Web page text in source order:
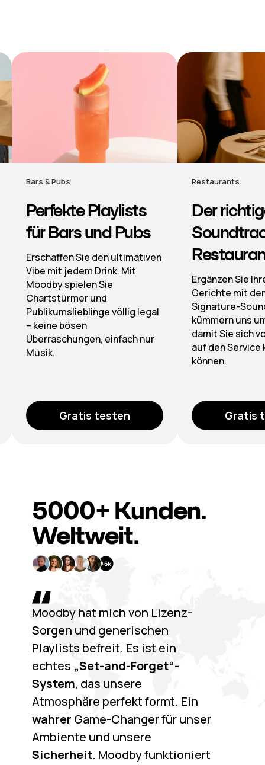
Restaurants
Der richtige
Soundtrack für
Restaurants
Ergänzen Sie Ihre Signature-
Gerichte mit dem passenden
Signature-Sound. Wir
kümmern uns um die Lizenzen,
damit Sie sich voll und ganz
auf den Service konzentrieren
können.
Gratis testen
Hotels
Musik
Von der Lobby
Klangwelten
verwaltete
präzise
Moodby hat mich von Lizenz-
Sorgen und generischen
Playlists befreit. Es ist ein
echtes „Set-and-Forget“-
System, das unsere
Atmosphäre perfekt formt. Ein
wahrer Game-Changer für unser
Ambiente und unsere
Sicherheit. Moodby funktioniert
5000+ Kunden.
Weltweit.